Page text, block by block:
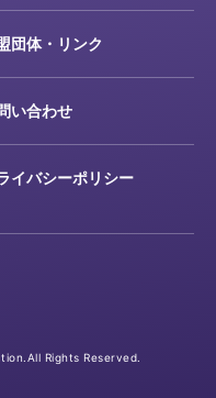
団体・リンク
い合わせ
イバシーポリシー
Rights Reserved.